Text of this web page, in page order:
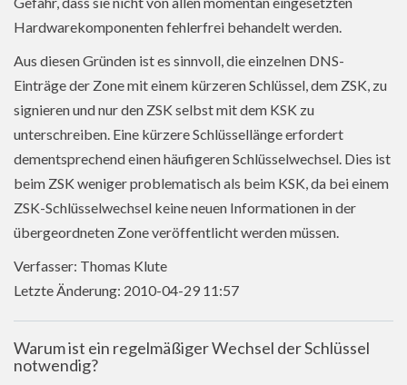
Hardwarekomponenten fehlerfrei behandelt werden.
Aus diesen Gründen ist es sinnvoll, die einzelnen DNS-
Einträge der Zone mit einem kürzeren Schlüssel, dem ZSK, zu
signieren und nur den ZSK selbst mit dem KSK zu
unterschreiben. Eine kürzere Schlüssellänge erfordert
dementsprechend einen häufigeren Schlüsselwechsel. Dies ist
beim ZSK weniger problematisch als beim KSK, da bei einem
ZSK-Schlüsselwechsel keine neuen Informationen in der
übergeordneten Zone veröffentlicht werden müssen.
Verfasser: Thomas Klute
Letzte Änderung: 2010-04-29 11:57
Warum ist ein regelmäßiger Wechsel der Schlüssel
notwendig?